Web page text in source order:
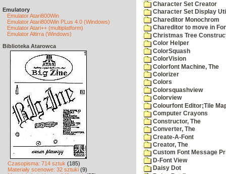
Emulatory
Emulator Atari800Win
Emulator Atari800Win PLus 4.0 (Windows)
Emulator Atari++ (multiplatform)
Emulator Altirra (Windows)
Biblioteka Atarowca
Czasopisma: 714 sztuk (185)
Materiały scenowe: 32 sztuki (9)
Character Set Creator
Character Set Display
Chareditor Monochrom
Chareditor to move in
Christmas Tree
Color Helper
ColorSquash
ColorVision
Colorfont Machine, The
Colorizer
Colors
Colorsquashview
Colorview
Colourfont Editor;Tile
Computer Crayons
Constructor, The
Converter, The
Create-A-Font
Creator, The
Custom Font Message
D-Font View
Daisy Dot